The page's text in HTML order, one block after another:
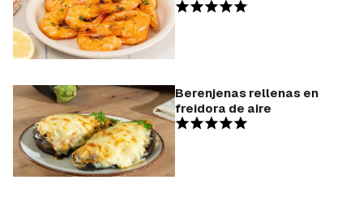
Berenjenas rellenas en
freidora de aire